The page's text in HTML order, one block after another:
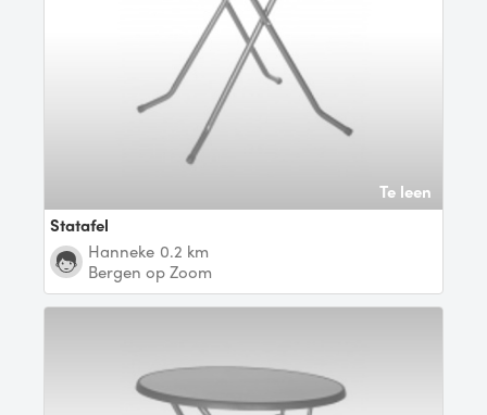
Te leen
Statafel
Hanneke 0.2 km
Bergen op Zoom